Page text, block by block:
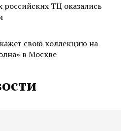
российских ТЦ оказались
свою коллекцию на
в Москве